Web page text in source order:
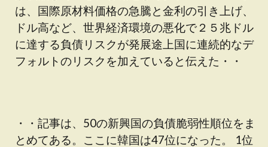
は、国際原材料価格の急騰と金利の引き上げ、
ドル高など、世界経済環境の悪化で２５兆ドル
に達する負債リスクが発展途上国に連続的なデ
フォルトのリスクを加えていると伝えた・・
・・記事は、50の新興国の負債脆弱性順位をま
とめてある。ここに韓国は47位になった。 1位